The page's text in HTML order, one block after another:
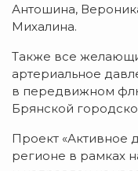
Антошина,
Михалина.
Также все
артериальное
в передвижном
Брянской
Проект «Активное
регионе в рамках